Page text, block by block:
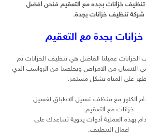
خزانات بجده مع التعقيم فنحن افضل
شركة تنظيف خزانات بجدة.
بجدة مع التعقيم
عميلنا الفاضل هي تنظيف الخزانات ثم
الانسان من الامراض ويخلصنا من الرواسب الذي
على المياه بشكل مستمر.
الكلور مع منظف غسيل الاطباق لغسيل
خزانات مع التعقيم.
بهذه العملية أدوات يدوية تساعدك على
اعمال التنظيف.